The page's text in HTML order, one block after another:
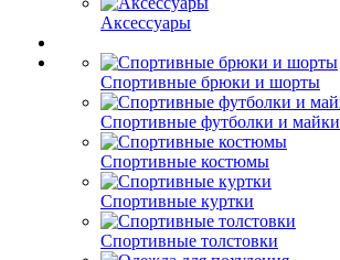
Аксессуары
Спортивные брюки и шорты
Спортивные футболки и майки
Спортивные костюмы
Спортивные куртки
Спортивные толстовки